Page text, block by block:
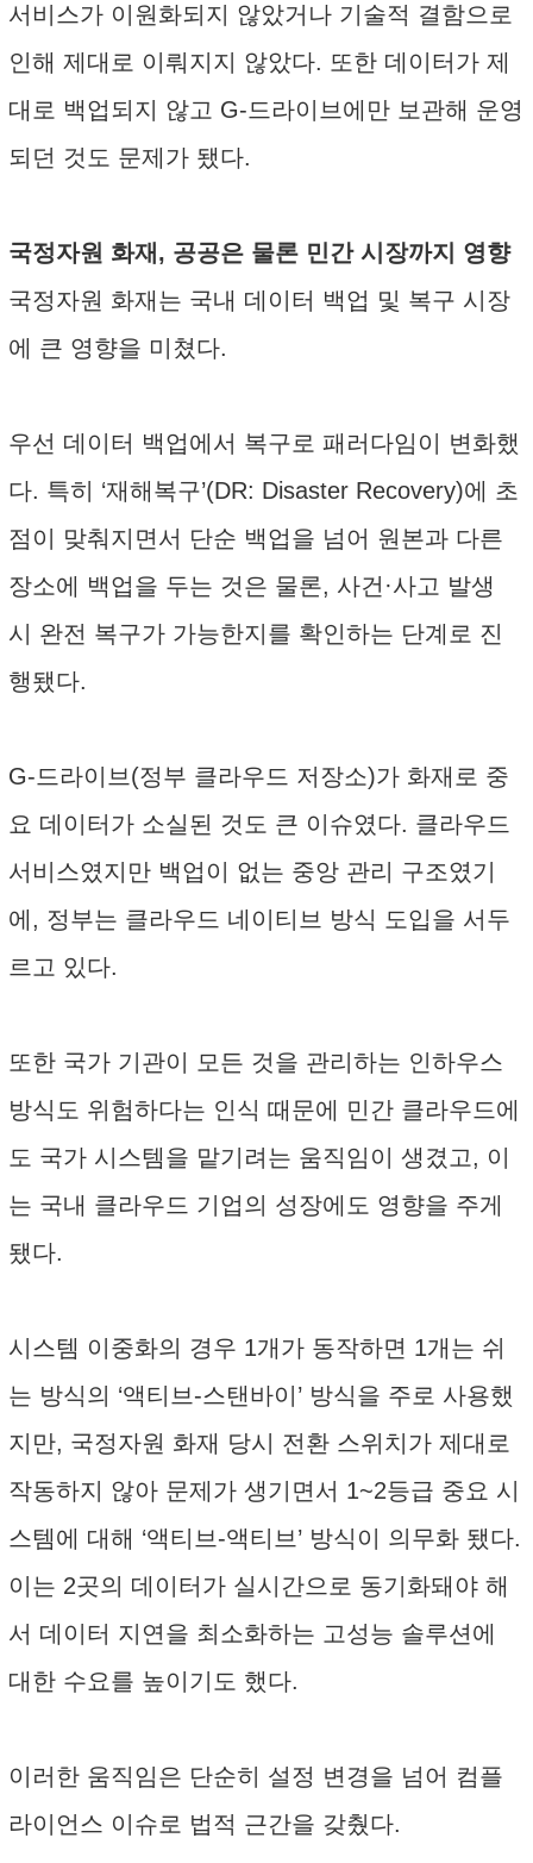
서비스가 이원화되지 않았거나 기술적 결함으로
인해 제대로 이뤄지지 않았다. 또한 데이터가 제
대로 백업되지 않고 G-드라이브에만 보관해 운영
되던 것도 문제가 됐다.
국정자원 화재, 공공은 물론 민간 시장까지 영향
국정자원 화재는 국내 데이터 백업 및 복구 시장
에 큰 영향을 미쳤다.
우선 데이터 백업에서 복구로 패러다임이 변화했
다. 특히 ‘재해복구’(DR: Disaster Recovery)에 초
점이 맞춰지면서 단순 백업을 넘어 원본과 다른
장소에 백업을 두는 것은 물론, 사건·사고 발생
시 완전 복구가 가능한지를 확인하는 단계로 진
행됐다.
G-드라이브(정부 클라우드 저장소)가 화재로 중
요 데이터가 소실된 것도 큰 이슈였다. 클라우드
서비스였지만 백업이 없는 중앙 관리 구조였기
에, 정부는 클라우드 네이티브 방식 도입을 서두
르고 있다.
또한 국가 기관이 모든 것을 관리하는 인하우스
방식도 위험하다는 인식 때문에 민간 클라우드에
도 국가 시스템을 맡기려는 움직임이 생겼고, 이
는 국내 클라우드 기업의 성장에도 영향을 주게
됐다.
시스템 이중화의 경우 1개가 동작하면 1개는 쉬
는 방식의 ‘액티브-스탠바이’ 방식을 주로 사용했
지만, 국정자원 화재 당시 전환 스위치가 제대로
작동하지 않아 문제가 생기면서 1~2등급 중요 시
스템에 대해 ‘액티브-액티브’ 방식이 의무화 됐다.
이는 2곳의 데이터가 실시간으로 동기화돼야 해
서 데이터 지연을 최소화하는 고성능 솔루션에
대한 수요를 높이기도 했다.
이러한 움직임은 단순히 설정 변경을 넘어 컴플
라이언스 이슈로 법적 근간을 갖췄다.